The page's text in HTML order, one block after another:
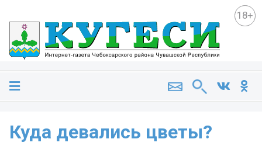
18+
Куда девались цветы?